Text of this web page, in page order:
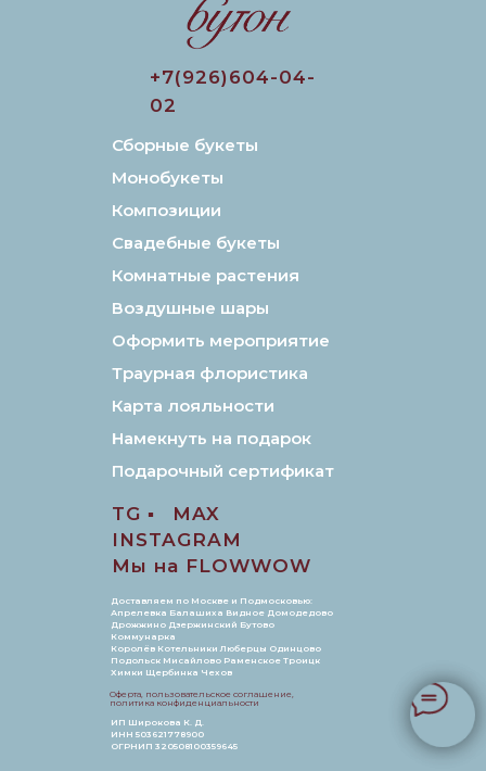
ИП Широкова К. Д.
ИНН 503621778900
ОГРНИП 320508100359645
Доставляем по Москве и Подмосковью:
Апрелевка Балашиха Видное Домодедово
Дрожжино Дзержинский Бутово
Коммунарка
Королёв Котельники Люберцы Одинцово
Подольск Мисайлово Раменское Троицк
Химки Щербинка Чехов
Свадебные букеты
Композиции
Монобукеты
Сборные букеты
Комнатные растения
Воздушные шары
Траурная флористика
Оформить мероприятие
Подарочный сертификат
Намекнуть на подарок
Карта лояльности
+7(926)604-04-
02
TG ▪️
Мы на FLOWWOW
INSTAGRAM
MAX
Оферта, пользовательское соглашение,
политика конфиденциальности